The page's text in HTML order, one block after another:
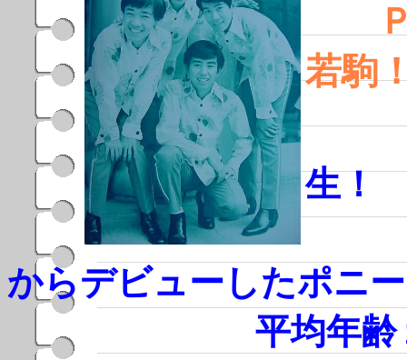
Ｐ
若駒
ま
生
からデビューしたポニ
平均年齢１８．